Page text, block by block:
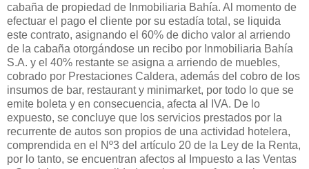
cabaña de propiedad de Inmobiliaria Bahía. Al momento de
efectuar el pago el cliente por su estadía total, se liquida
este contrato, asignando el 60% de dicho valor al arriendo
de la cabaña otorgándose un recibo por Inmobiliaria Bahía
S.A. y el 40% restante se asigna a arriendo de muebles,
cobrado por Prestaciones Caldera, además del cobro de los
insumos de bar, restaurant y minimarket, por todo lo que se
emite boleta y en consecuencia, afecta al IVA. De lo
expuesto, se concluye que los servicios prestados por la
recurrente de autos son propios de una actividad hotelera,
comprendida en el Nº3 del artículo 20 de la Ley de la Renta,
por lo tanto, se encuentran afectos al Impuesto a las Ventas